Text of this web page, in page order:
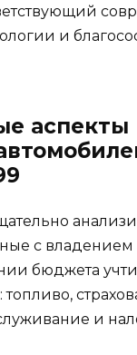
и
аспекты
с
бюджета
топливо,
и